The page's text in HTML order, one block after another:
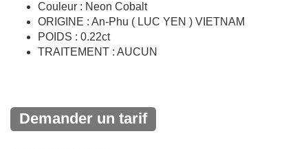
Couleur : Neon Cobalt
ORIGINE : An-Phu ( LUC YEN ) VIETNAM
POIDS : 0.22ct
TRAITEMENT : AUCUN
Demander un tarif